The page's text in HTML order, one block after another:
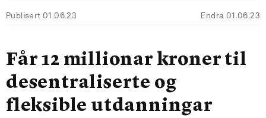
Publisert 01.06.23 Endra 01.06.23
Får 12 millionar kroner til
desentraliserte og
fleksible utdanningar